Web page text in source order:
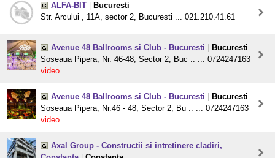
ALFA-BIT
Bucuresti
Str. Arcului , 11A, sector 2, Bucuresti ... 021.210.41.61
Avenue 48 Ballrooms si Club - Bucuresti
Bucuresti
Soseaua Pipera, Nr. 46-48, Sector 2, Buc .. ... 0724247163
video
Avenue 48 Ballrooms si Club - Bucuresti
Bucuresti
Soseaua Pipera, Nr.46 - 48, Sector 2, Bu .. ... 0724247163
video
Axal Group - Constructii si intretinere cladiri,